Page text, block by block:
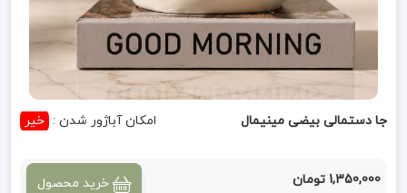
جا دستمالی بیضی مینیمال امکان آباژور شدن : خیر
1,350,000 تومان خرید محصول